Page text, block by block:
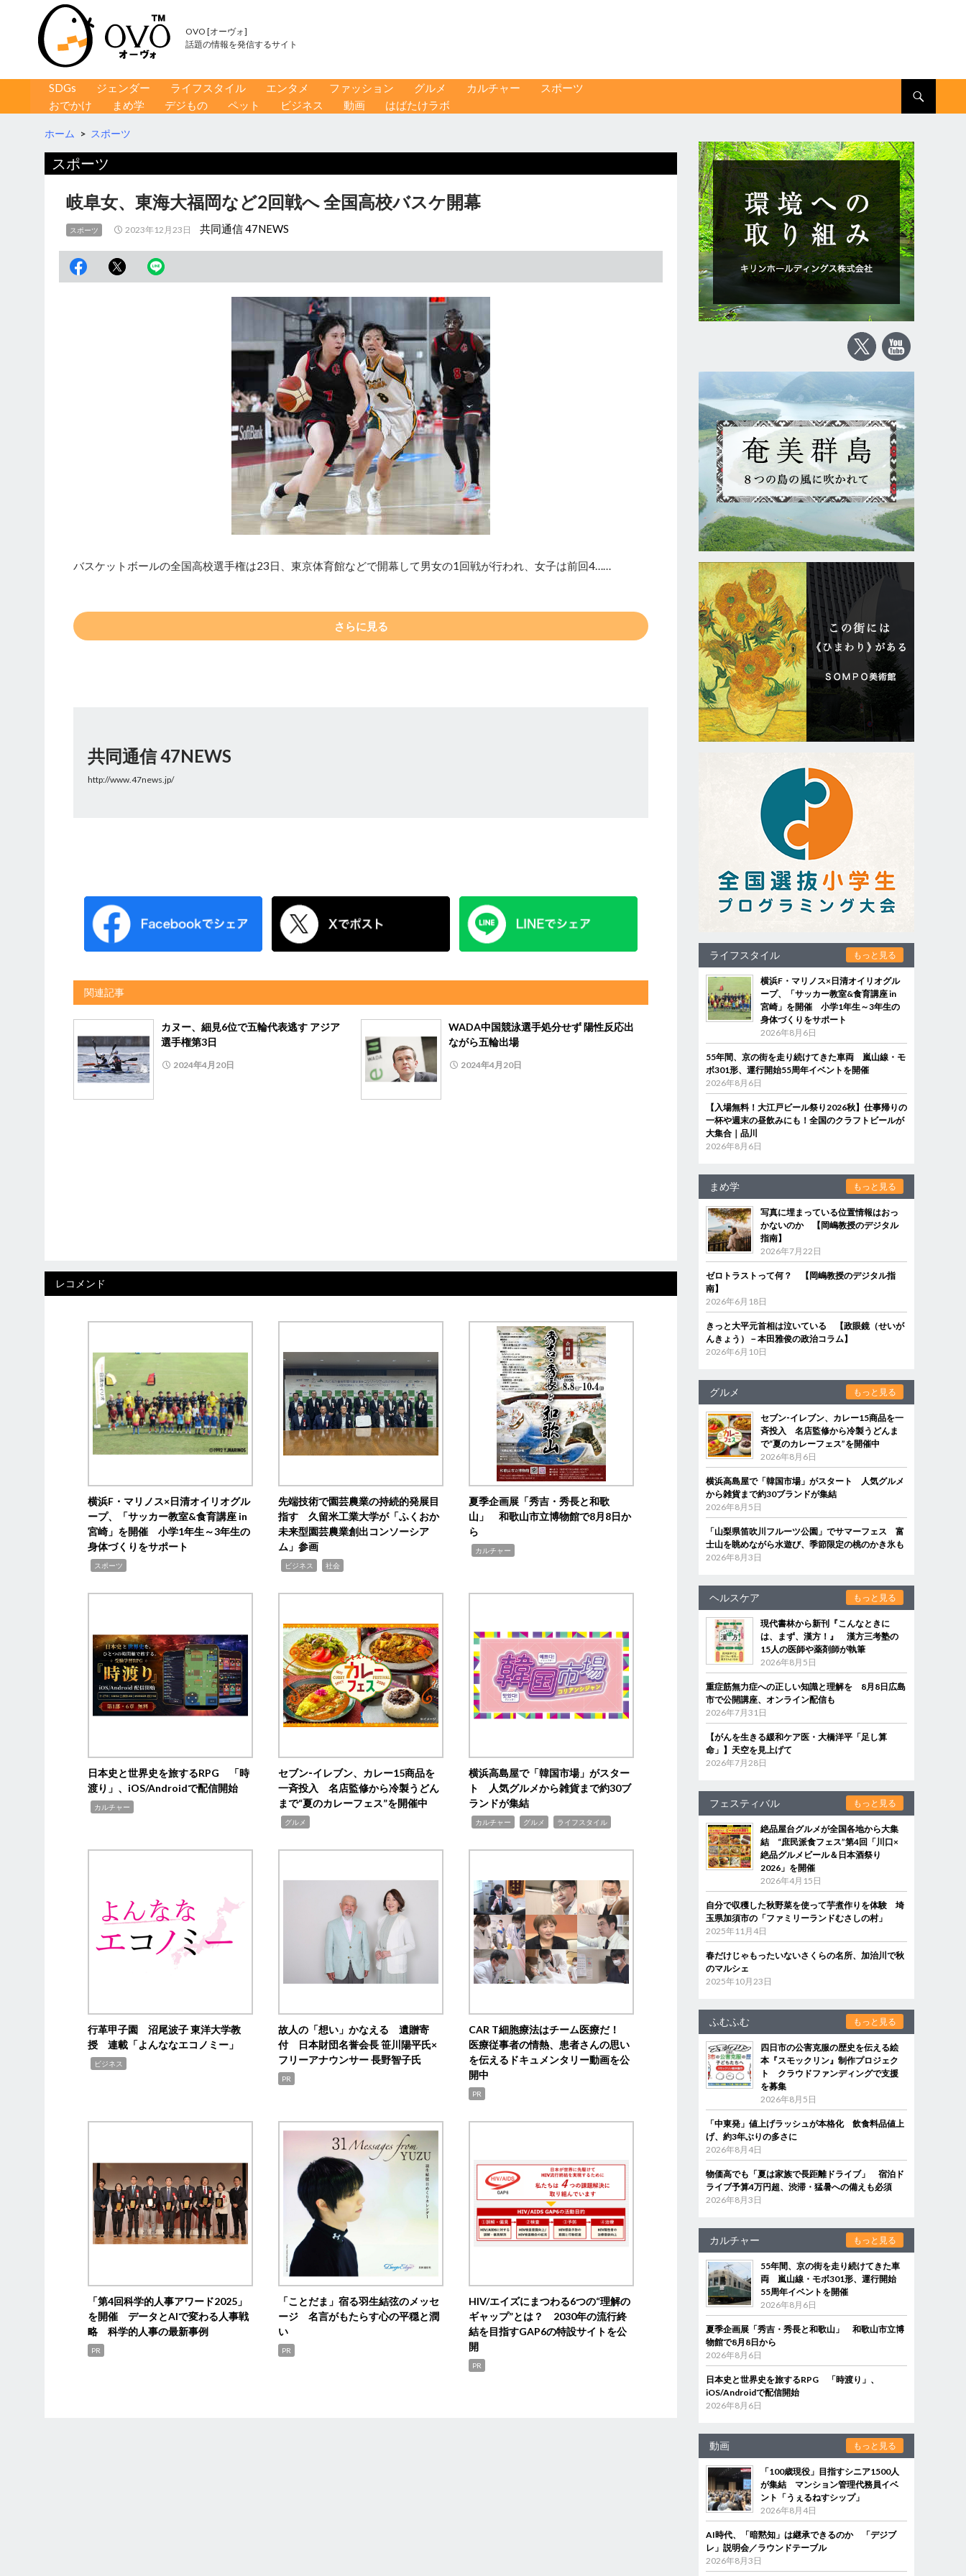
OVO [オーヴォ]
話題の情報を発信するサイト
コンテンツへ移動
SDGs ジェンダー ライフスタイル エンタメ ファッション グルメ カルチャー
スポーツ
おでかけ
まめ学 デジもの ペット ビジネス 動画 はばたけラボ
ホーム > スポーツ
スポーツ
岐阜女、東海大福岡など2回戦へ 全国高校バスケ開幕
スポーツ 2023年12月23日 共同通信 47NEWS
バスケットボールの全国高校選手権は23日、東京体育館などで開幕して男女の1回戦が行われ、女子は前回4……
さらに見る
共同通信 47NEWS
http://www.47news.jp/
関連記事
カヌー、細見6位で五輪代表逃す アジア
選手権第3日
2024年4月20日
WADA中国競泳選手処分せず 陽性反応出
ながら五輪出場
2024年4月20日
レコメンド
横浜F・マリノス×日清オイリオグル
ープ、「サッカー教室&食育講座 in
宮崎」を開催 小学1年生～3年生の
身体づくりをサポート
スポーツ
先端技術で園芸農業の持続的発展目
指す 久留米工業大学が「ふくおか
未来型園芸農業創出コンソーシア
ム」参画
ビジネス 社会
夏季企画展「秀吉・秀長と和歌
山」 和歌山市立博物館で8月8日か
ら
カルチャー
日本史と世界史を旅するRPG 「時
渡り」、iOS/Androidで配信開始
カルチャー
セブン‐イレブン、カレー15商品を
一斉投入 名店監修から冷製うどん
まで“夏のカレーフェス”を開催中
グルメ
横浜高島屋で「韓国市場」がスター
ト 人気グルメから雑貨まで約30ブ
ランドが集結
カルチャー グルメ ライフスタイル
行革甲子園 沼尾波子 東洋大学教
授 連載「よんななエコノミー」
ビジネス
故人の「想い」かなえる 遺贈寄
付 日本財団名誉会長 笹川陽平氏×
フリーアナウンサー 長野智子氏
PR
CAR T細胞療法はチーム医療だ！
医療従事者の情熱、患者さんの思い
を伝えるドキュメンタリー動画を公
開中
PR
「第4回科学的人事アワード2025」
を開催 データとAIで変わる人事戦
略 科学的人事の最新事例
PR
「ことだま」宿る羽生結弦のメッセ
ージ 名言がもたらす心の平穏と潤
い
PR
HIV/エイズにまつわる6つの“理解の
ギャップ”とは？ 2030年の流行終
結を目指すGAP6の特設サイトを公
開
PR
ライフスタイル もっと見る
横浜F・マリノス×日清オイリオグル
ープ、「サッカー教室&食育講座 in
宮崎」を開催 小学1年生～3年生の
身体づくりをサポート
2026年8月6日
55年間、京の街を走り続けてきた車両 嵐山線・モ
ボ301形、運行開始55周年イベントを開催
2026年8月6日
【入場無料！大江戸ビール祭り2026秋】仕事帰りの
一杯や週末の昼飲みにも！全国のクラフトビールが
大集合｜品川
2026年8月6日
まめ学 もっと見る
写真に埋まっている位置情報はおっ
かないのか 【岡嶋教授のデジタル
指南】
2026年7月22日
ゼロトラストって何？ 【岡嶋教授のデジタル指
南】
2026年6月18日
きっと大平元首相は泣いている 【政眼鏡（せいが
んきょう）－本田雅俊の政治コラム】
2026年6月10日
グルメ もっと見る
セブン‐イレブン、カレー15商品を一
斉投入 名店監修から冷製うどんま
で“夏のカレーフェス”を開催中
2026年8月6日
横浜高島屋で「韓国市場」がスタート 人気グルメ
から雑貨まで約30ブランドが集結
2026年8月5日
「山梨県笛吹川フルーツ公園」でサマーフェス 富
士山を眺めながら水遊び、季節限定の桃のかき氷も
2026年8月3日
ヘルスケア もっと見る
現代書林から新刊『こんなときに
は、まず、漢方！』 漢方三考塾の
15人の医師や薬剤師が執筆
2026年8月5日
重症筋無力症への正しい知識と理解を 8月8日広島
市で公開講座、オンライン配信も
2026年7月31日
【がんを生きる緩和ケア医・大橋洋平「足し算
命」】天空を見上げて
2026年7月28日
フェスティバル もっと見る
絶品屋台グルメが全国各地から大集
結 “庶民派食フェス”第4回「川口×
絶品グルメビール＆日本酒祭り
2026」を開催
2026年4月15日
自分で収穫した秋野菜を使って芋煮作りを体験 埼
玉県加須市の「ファミリーランドむさしの村」
2025年11月4日
春だけじゃもったいないさくらの名所、加治川で秋
のマルシェ
2025年10月23日
ふむふむ もっと見る
四日市の公害克服の歴史を伝える絵
本『スモックリン』制作プロジェク
ト クラウドファンディングで支援
を募集
2026年8月5日
「中東発」値上げラッシュが本格化 飲食料品値上
げ、約3年ぶりの多さに
2026年8月4日
物価高でも「夏は家族で長距離ドライブ」 宿泊ド
ライブ予算4万円超、渋滞・猛暑への備えも必須
2026年8月3日
カルチャー もっと見る
55年間、京の街を走り続けてきた車
両 嵐山線・モボ301形、運行開始
55周年イベントを開催
2026年8月6日
夏季企画展「秀吉・秀長と和歌山」 和歌山市立博
物館で8月8日から
2026年8月6日
日本史と世界史を旅するRPG 「時渡り」、
iOS/Androidで配信開始
2026年8月6日
動画 もっと見る
「100歳現役」目指すシニア1500人
が集結 マンション管理代務員イベ
ント「うぇるねすシップ」
2026年8月4日
AI時代、「暗黙知」は継承できるのか 「デジブ
レ」説明会／ラウンドテーブル
2026年8月3日